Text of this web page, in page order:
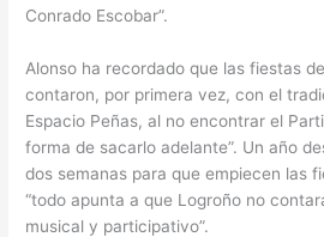
Conrado Escobar”.
Alonso ha recordado que las fiestas
contaron, por primera vez, con el
Espacio Peñas, al no encontrar el
forma de sacarlo adelante”. Un año
dos semanas para que empiecen las
“todo apunta a que Logroño no
musical y participativo”.